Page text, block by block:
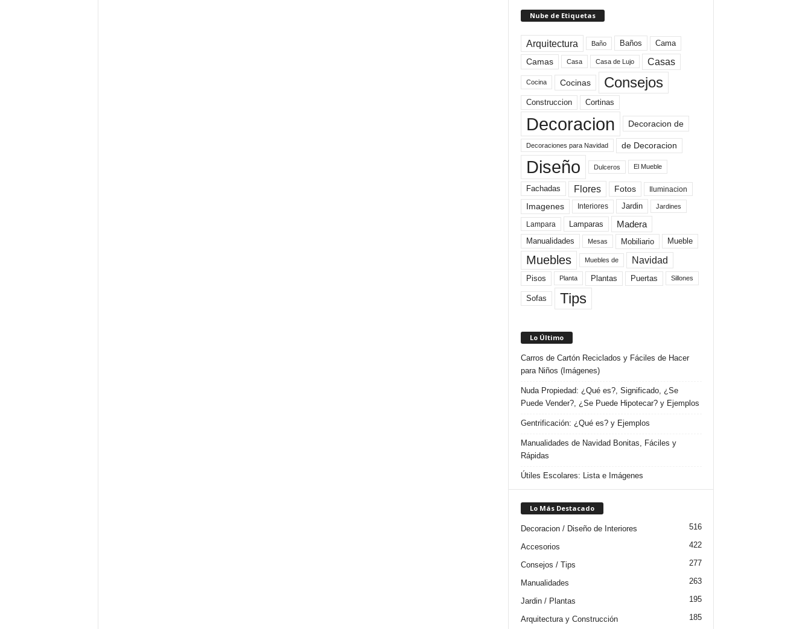
Nube de Etiquetas
Arquitectura Baño Baños Cama
Camas Casa Casa de Lujo Casas
Cocina Cocinas Consejos
Construccion Cortinas
Decoracion Decoracion de
Decoraciones para Navidad de Decoracion
Diseño Dulceros El Mueble
Fachadas Flores Fotos Iluminacion
Imagenes Interiores Jardin Jardines
Lampara Lamparas Madera
Manualidades Mesas Mobiliario Mueble
Muebles Muebles de Navidad
Pisos Planta Plantas Puertas Sillones
Sofas Tips
Lo Último
Carros de Cartón Reciclados y Fáciles de Hacer
para Niños (Imágenes)
Nuda Propiedad: ¿Qué es?, Significado, ¿Se
Puede Vender?, ¿Se Puede Hipotecar? y Ejemplos
Gentrificación: ¿Qué es? y Ejemplos
Manualidades de Navidad Bonitas, Fáciles y
Rápidas
Útiles Escolares: Lista e Imágenes
Lo Más Destacado
Decoracion / Diseño de Interiores 516
Accesorios 422
Consejos / Tips 277
Manualidades 263
Jardin / Plantas 195
Arquitectura y Construcción 185